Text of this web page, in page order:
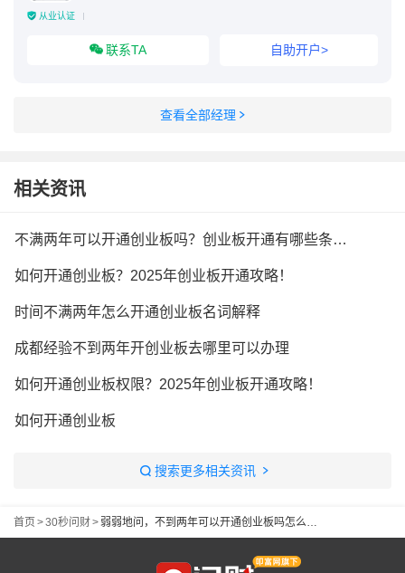
从业认证
联系TA 自助开户>
查看全部经理
相关资讯
不满两年可以开通创业板吗？创业板开通有哪些条件？
如何开通创业板？2025年创业板开通攻略！
时间不满两年怎么开通创业板名词解释
成都经验不到两年开创业板去哪里可以办理
如何开通创业板权限？2025年创业板开通攻略！
如何开通创业板
搜索更多相关资讯
首页 >30秒问财> 弱弱地问，不到两年可以开通创业板吗怎么弄？